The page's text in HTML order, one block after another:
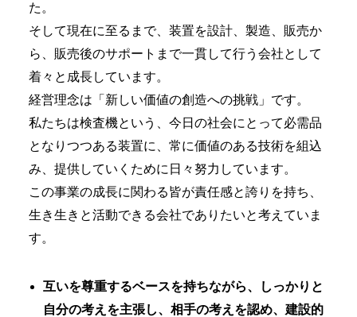
た。
そして現在に至るまで、装置を設計、製造、販売か
ら、販売後のサポートまで一貫して行う会社として
着々と成長しています。
経営理念は「新しい価値の創造への挑戦」です。
私たちは検査機という、今日の社会にとって必需品
となりつつある装置に、常に価値のある技術を組込
み、提供していくために日々努力しています。
この事業の成長に関わる皆が責任感と誇りを持ち、
生き生きと活動できる会社でありたいと考えていま
す。
互いを尊重するベースを持ちながら、しっかりと
自分の考えを主張し、相手の考えを認め、建設的